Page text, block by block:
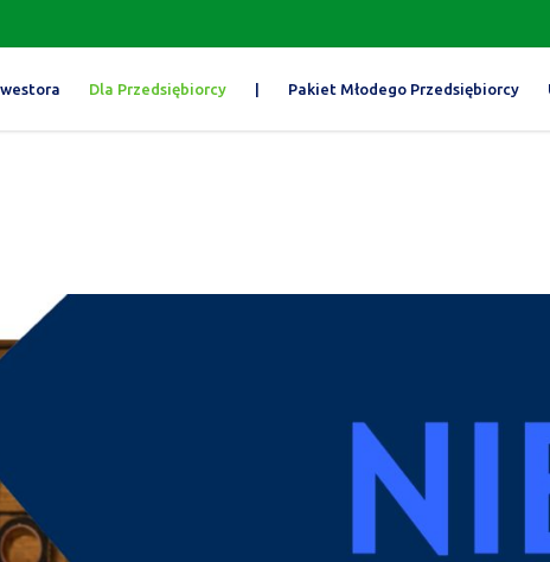
Dla Przedsiębiorcy | Pakiet Młodego Przedsiębiorcy